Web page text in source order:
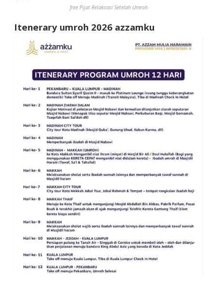
free Pijat Relaksasi Setelah Umroh
Itenerary umroh 2026 azzamku